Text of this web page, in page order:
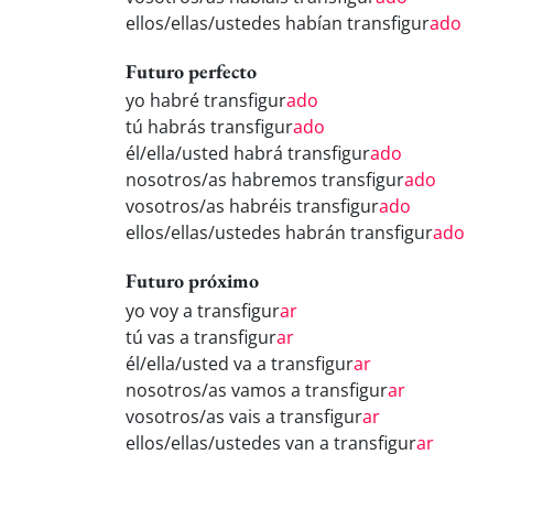
ellos/ellas/ustedes habían transfigurado
Futuro perfecto
yo habré transfigurado
tú habrás transfigurado
él/ella/usted habrá transfigurado
nosotros/as habremos transfigurado
vosotros/as habréis transfigurado
ellos/ellas/ustedes habrán transfigurado
Futuro próximo
yo voy a transfigurar
tú vas a transfigurar
él/ella/usted va a transfigurar
nosotros/as vamos a transfigurar
vosotros/as vais a transfigurar
ellos/ellas/ustedes van a transfigurar